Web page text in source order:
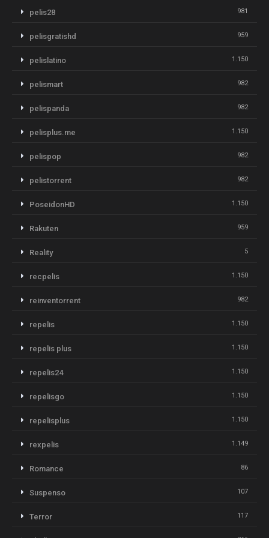
pelis28 981
pelisgratishd 959
pelislatino 1.150
pelismart 982
pelispanda 982
pelisplus.me 1.150
pelispop 982
pelistorrent 982
PoseidonHD 1.150
Rakuten 959
Reality 5
recpelis 1.150
reinventorrent 982
repelis 1.150
repelis plus 1.150
repelis24 1.150
repelisgo 1.150
repelisplus 1.150
rexpelis 1.149
Romance 86
Suspenso 107
Terror 117